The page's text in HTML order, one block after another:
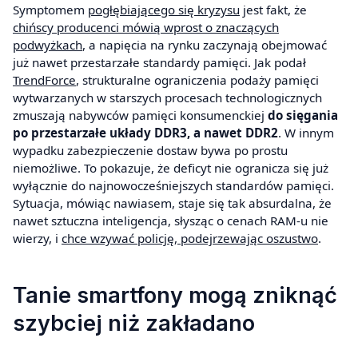
Symptomem pogłębiającego się kryzysu jest fakt, że
chińscy producenci mówią wprost o znaczących
podwyżkach, a napięcia na rynku zaczynają obejmować
już nawet przestarzałe standardy pamięci. Jak podał
TrendForce, strukturalne ograniczenia podaży pamięci
wytwarzanych w starszych procesach technologicznych
zmuszają nabywców pamięci konsumenckiej do sięgania
po przestarzałe układy DDR3, a nawet DDR2. W innym
wypadku zabezpieczenie dostaw bywa po prostu
niemożliwe. To pokazuje, że deficyt nie ogranicza się już
wyłącznie do najnowocześniejszych standardów pamięci.
Sytuacja, mówiąc nawiasem, staje się tak absurdalna, że
nawet sztuczna inteligencja, słysząc o cenach RAM-u nie
wierzy, i chce wzywać policję, podejrzewając oszustwo.
Tanie smartfony mogą zniknąć
szybciej niż zakładano